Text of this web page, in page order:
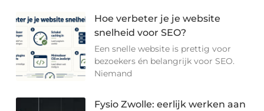
Hoe verbeter je je website
snelheid voor SEO?
Een snelle website is prettig voor
bezoekers én belangrijk voor SEO.
Niemand
Fysio Zwolle: eerlijk werken aan